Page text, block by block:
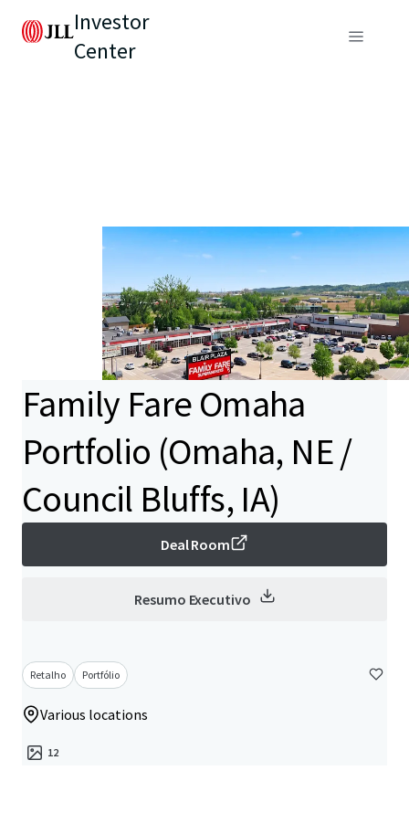
Investor
Center
Family Fare Omaha
Portfolio (Omaha, NE /
Council Bluffs, IA)
Deal Room
Resumo Executivo
Retalho Portfólio
Various locations
12